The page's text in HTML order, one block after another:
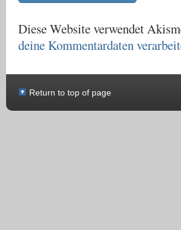
Diese Website verwendet
deine Kommentardaten
Return to top of page